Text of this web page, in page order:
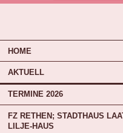
HOME
AKTUELL
TERMINE 2026
FZ RETHEN; STADTHAUS
LILJE-HAUS